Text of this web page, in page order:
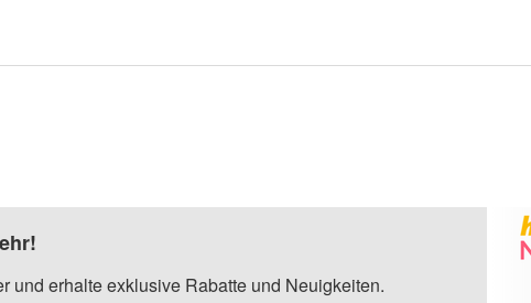
und erhalte exklusive Rabatte und Neuigkeiten.